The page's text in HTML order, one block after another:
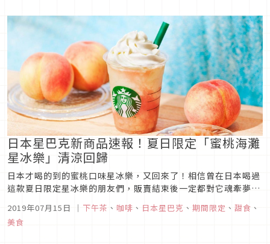
製！GEORGIA咖...
日本星巴克新商品速報！夏日限定「蜜桃海灘
星冰樂」清涼回歸
日本才喝的到的蜜桃口味星冰樂，又回來了！相信曾在日本喝過
這款夏日限定星冰樂的朋友們，販賣結束後一定都對它魂牽夢
縈，期待能夠再相見。2019年7月19日，日本星巴克將推出新款
蜜桃星冰樂「PEACH on the Beach」，並同時推出蜜桃甜點
和帶有夏日氣氛的新週邊商品！圖片來源新甜品「PEACH o...
2019年07月15日 ｜ 下午茶 、 咖啡 、 日本星巴克 、 期間限定 、 甜食 、
美食